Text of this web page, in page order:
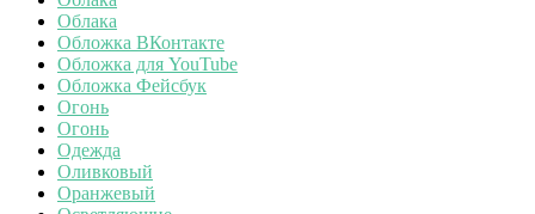
Облака
Обложка ВКонтакте
Обложка для YouTube
Обложка Фейсбук
Огонь
Огонь
Одежда
Оливковый
Оранжевый